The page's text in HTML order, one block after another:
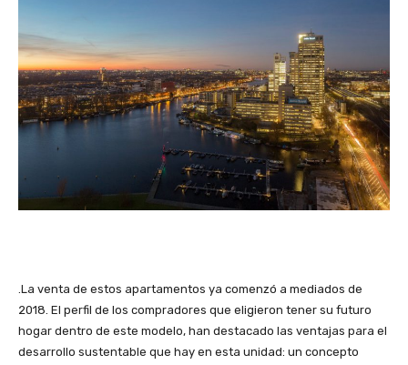
.La venta de estos apartamentos ya comenzó a mediados de
2018. El perfil de los compradores que eligieron tener su futuro
hogar dentro de este modelo, han destacado las ventajas para el
desarrollo sustentable que hay en esta unidad: un concepto